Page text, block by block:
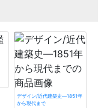
デザイン/近代建築史―1851年
から現代まで